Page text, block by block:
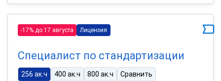
-17% до 17 августа Лицензия
Специалист по стандартизации
256 ак.ч 400 ак.ч 800 ак.ч Сравнить